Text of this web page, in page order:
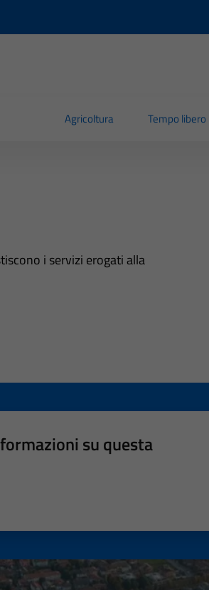
Agricoltura Tempo libero
i servizi erogati alla
su questa